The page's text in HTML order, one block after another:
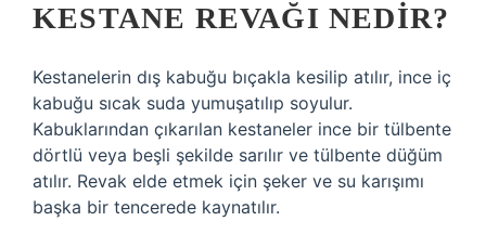
KESTANE REVAĞI NEDIR?
Kestanelerin dış kabuğu bıçakla kesilip atılır, ince iç
kabuğu sıcak suda yumuşatılıp soyulur.
Kabuklarından çıkarılan kestaneler ince bir tülbente
dörtlü veya beşli şekilde sarılır ve tülbente düğüm
atılır. Revak elde etmek için şeker ve su karışımı
başka bir tencerede kaynatılır.